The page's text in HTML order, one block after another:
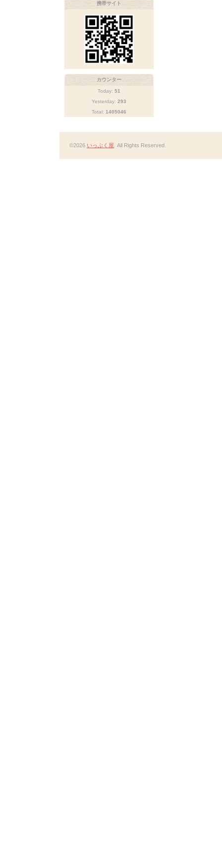
携帯サイト
カウンター
Today: 51
Yesterday: 293
Total: 1405046
©2026 いっぷく屋 . All Rights Reserved.